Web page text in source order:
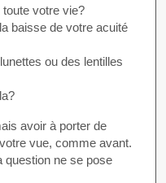
votre vie?
baisse de votre acuité
ou des lentilles
avoir à porter de
vue, comme avant.
question ne se pose